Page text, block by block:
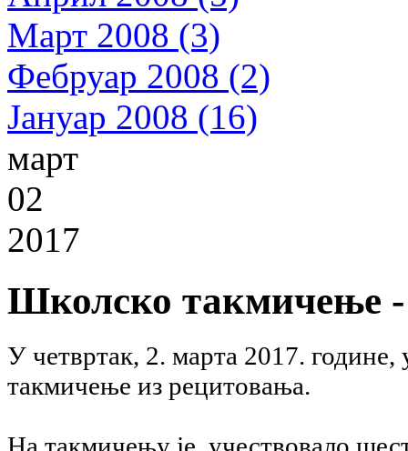
Март 2008 (3)
Фебруар 2008 (2)
Јануар 2008 (16)
март
02
2017
Школско такмичење
У четвртак, 2. марта 2017.
такмичење из рецитовања.